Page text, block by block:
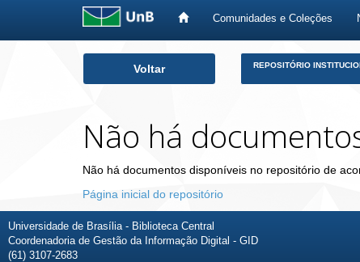
Comunidades e Coleções
Voltar REPOSITÓRIO
Não há
Não há documentos disponíveis no repositório de
Página inicial do repositório
Universidade de Brasília - Biblioteca Central
Coordenadoria de Gestão da Informação Digital - GID
(61) 3107-2683